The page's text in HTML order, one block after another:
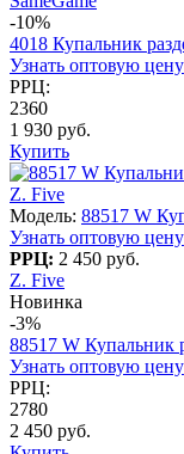
-10%
4018 Купальник
Узнать оптовую цену
РРЦ:
2360
1 930 руб.
Купить
Z. Five
Модель: 88517 W
Узнать оптовую цену
РРЦ: 2 450 руб.
Z. Five
Новинка
-3%
88517 W Купальник
Узнать оптовую цену
РРЦ:
2780
2 450 руб.